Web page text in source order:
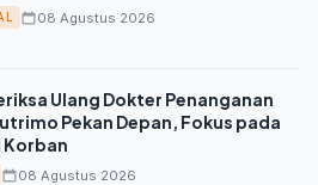
08 Agustus 2026
Ulang Dokter Penanganan
Pekan Depan, Fokus pada
Korban
08 Agustus 2026